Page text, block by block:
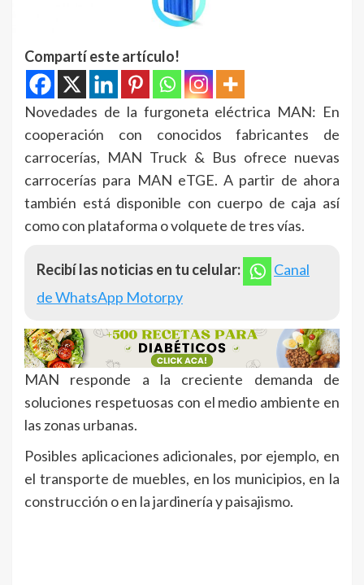
Compartí este artículo!
Novedades de la furgoneta eléctrica MAN: En
cooperación con conocidos fabricantes de
carrocerías, MAN Truck & Bus ofrece nuevas
carrocerías para MAN eTGE. A partir de ahora
también está disponible con cuerpo de caja así
como con plataforma o volquete de tres vías.
Recibí las noticias en tu celular:
Canal
de WhatsApp Motorpy
MAN responde a la creciente demanda de
soluciones respetuosas con el medio ambiente en
las zonas urbanas.
Posibles aplicaciones adicionales, por ejemplo, en
el transporte de muebles, en los municipios, en la
construcción o en la jardinería y paisajismo.